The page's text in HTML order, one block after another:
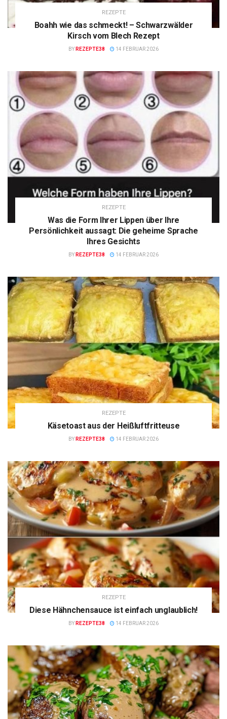
REZEPTE
Boahh wie das schmeckt! – Schwarzwälder
Kirsch vom Blech Rezept
BY REZEPTE38 14 FEBRUAR 2026
REZEPTE
Was die Form Ihrer Lippen über Ihre
Persönlichkeit aussagt: Die geheime Sprache
Ihres Gesichts
BY REZEPTE38 14 FEBRUAR 2026
REZEPTE
Käsetoast aus der Heißluftfritteuse
BY REZEPTE38 14 FEBRUAR 2026
REZEPTE
Diese Hähnchensauce ist einfach unglaublich!
BY REZEPTE38 14 FEBRUAR 2026